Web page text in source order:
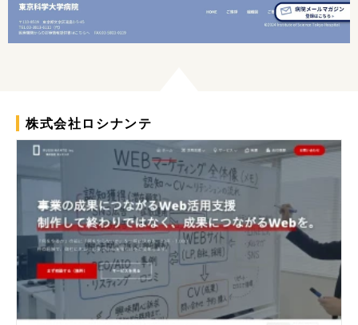
株式会社ロシナンテ